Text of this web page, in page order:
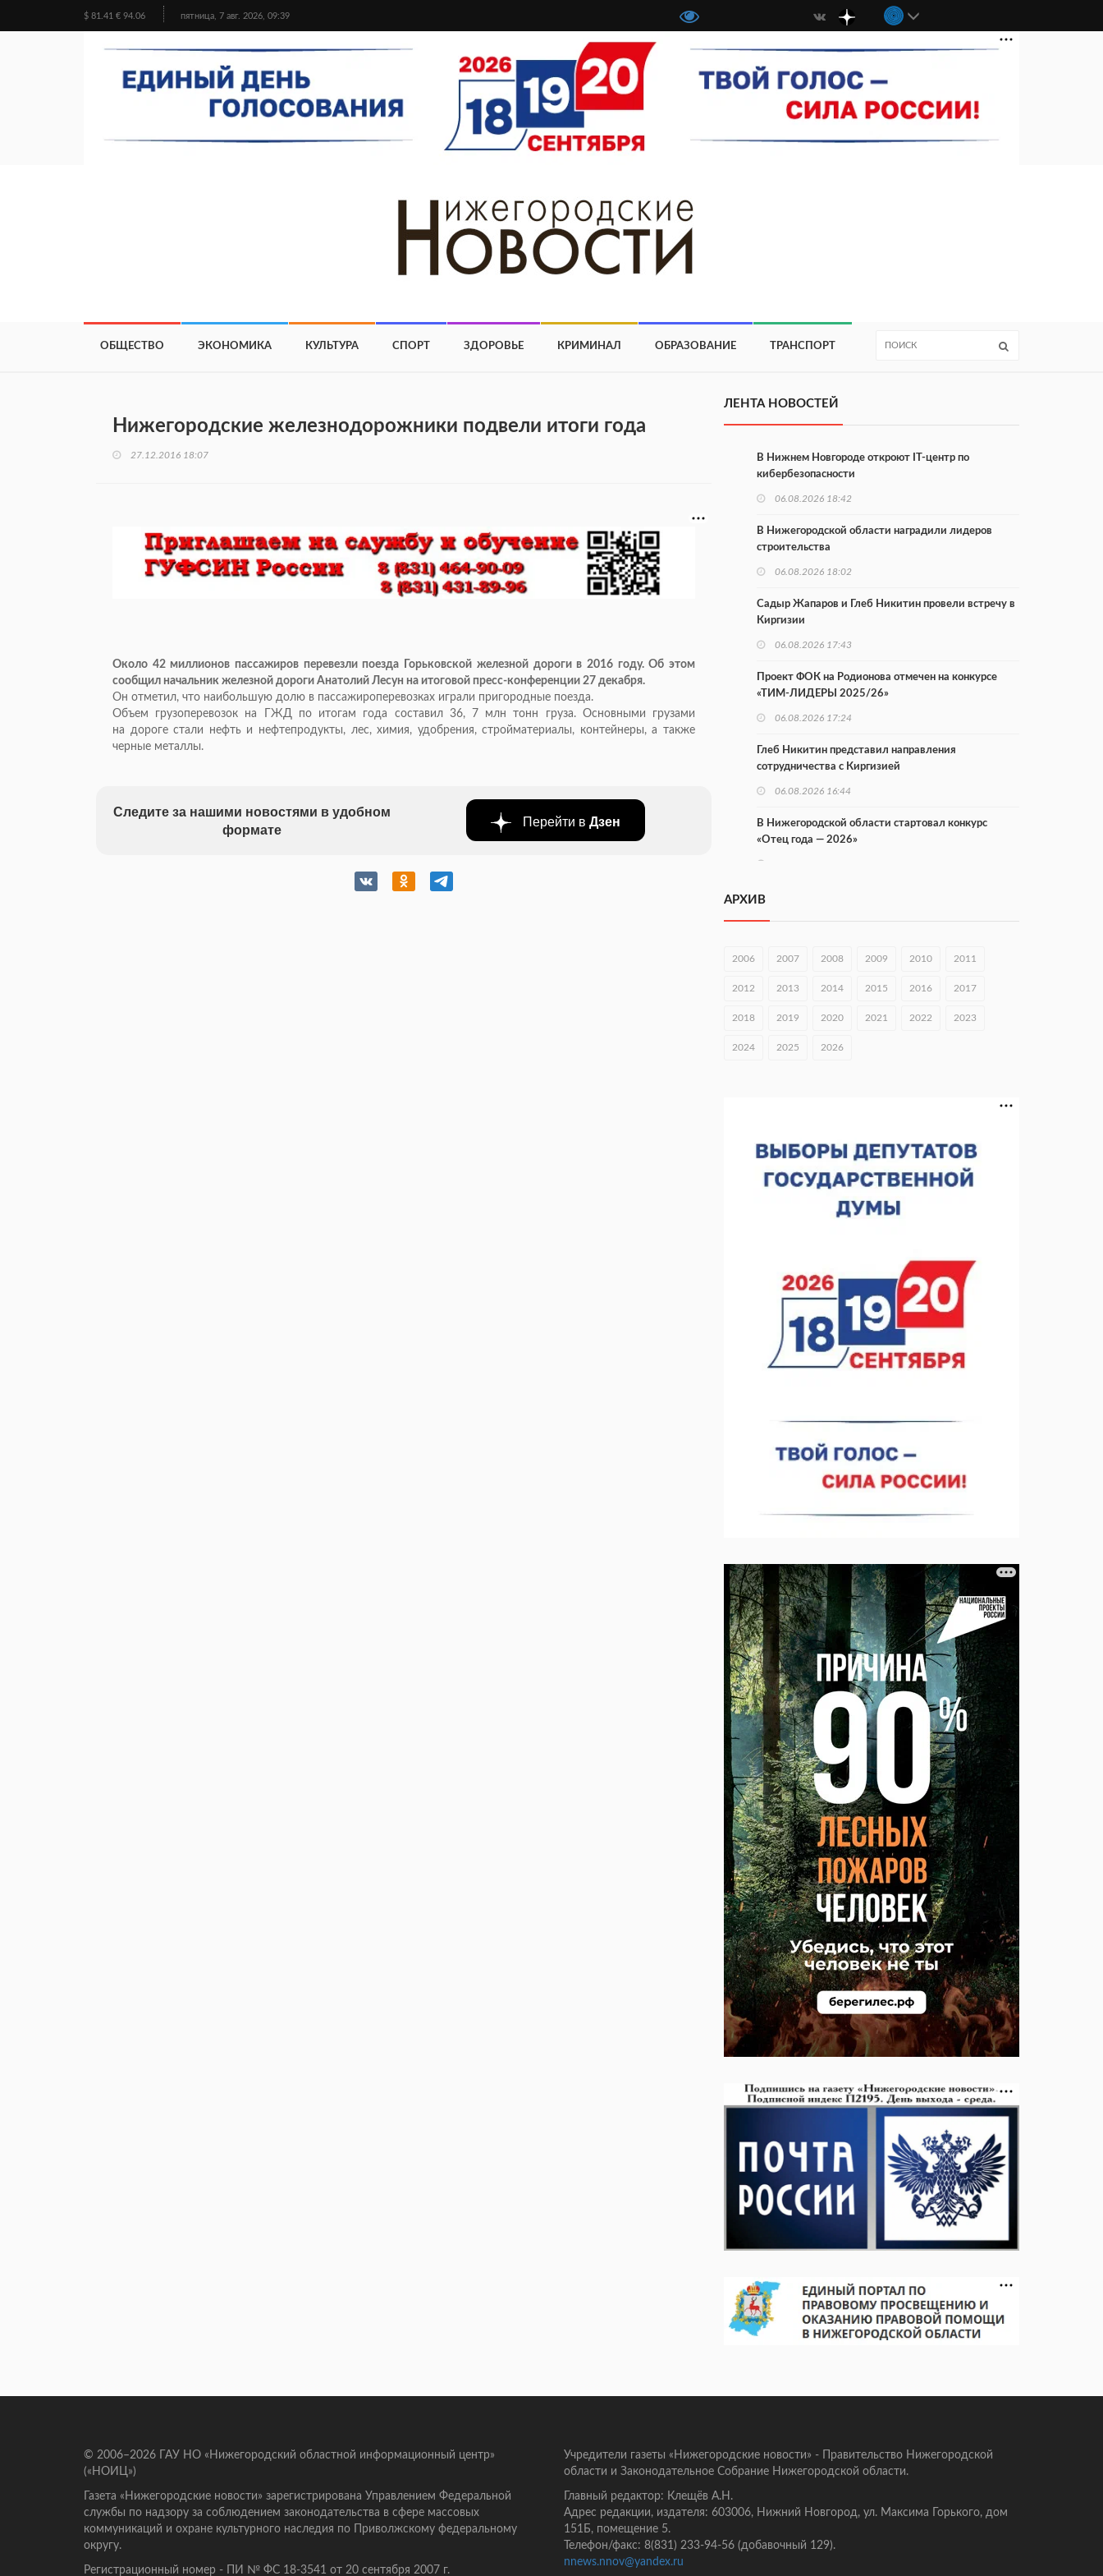
$ 81.41 € 94.06 пятница, 7 авг. 2026, 09:39
ОБЩЕСТВО ЭКОНОМИКА КУЛЬТУРА СПОРТ ЗДОРОВЬЕ КРИМИНАЛ ОБРАЗОВАНИЕ ТРАНСПОРТ
Нижегородские железнодорожники подвели итоги года
27.12.2016 18:07
Около 42 миллионов пассажиров перевезли поезда Горьковской железной дороги в 2016 году. Об этом
сообщил начальник железной дороги Анатолий Лесун на итоговой пресс-конференции 27 декабря.
Он отметил, что наибольшую долю в пассажироперевозках играли пригородные поезда.
Объем грузоперевозок на ГЖД по итогам года составил 36, 7 млн тонн груза. Основными грузами
на дороге стали нефть и нефтепродукты, лес, химия, удобрения, стройматериалы, контейнеры, а также
черные металлы.
Следите за нашими новостями в удобном
формате
Перейти в Дзен
ЛЕНТА НОВОСТЕЙ
В Нижнем Новгороде откроют IT-центр по
кибербезопасности
06.08.2026 18:42
В Нижегородской области наградили лидеров
строительства
06.08.2026 18:02
Садыр Жапаров и Глеб Никитин провели встречу в
Киргизии
06.08.2026 17:43
Проект ФОК на Родионова отмечен на конкурсе
«ТИМ-ЛИДЕРЫ 2025/26»
06.08.2026 17:24
Глеб Никитин представил направления
сотрудничества с Киргизией
06.08.2026 16:44
В Нижегородской области стартовал конкурс
«Отец года — 2026»
Городец подписал соглашения с Кара-Кулем и
вырос в 1,9 раза
В Нижнем Новгороде открыли фестиваль «Семья
06.08.2026 15:26
Видели ночь, бежали всю ночь... На
Нижневолжской набережной прошел необычный
06.08.2026 15:05
Нижегородские хирурги выполнили трансоральную
операцию на щитовидной железе
06.08.2026 15:03
АРХИВ
2006 2007 2008 2009 2010 2011
2012 2013 2014 2015 2016 2017
2018 2019 2020 2021 2022 2023
2024 2025 2026
© 2006–2026 ГАУ НО «Нижегородский областной информационный центр»
(«НОИЦ»)
Газета «Нижегородские новости» зарегистрирована Управлением Федеральной
службы по надзору за соблюдением законодательства в сфере массовых
коммуникаций и охране культурного наследия по Приволжскому федеральному
округу.
Регистрационный номер - ПИ № ФС 18-3541 от 20 сентября 2007 г.
Учредители газеты «Нижегородские новости» - Правительство Нижегородской
области и Законодательное Собрание Нижегородской области.
Главный редактор: Клещёв А.Н.
Адрес редакции, издателя: 603006, Нижний Новгород, ул. Максима Горького, дом
151Б, помещение 5.
Телефон/факс: 8(831) 233-94-56 (добавочный 129).
nnews.nnov@yandex.ru